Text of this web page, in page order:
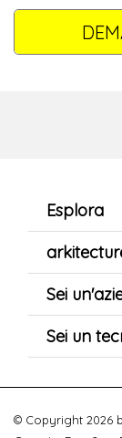
Esplora
Sei
Sei un
© Copyright 2026